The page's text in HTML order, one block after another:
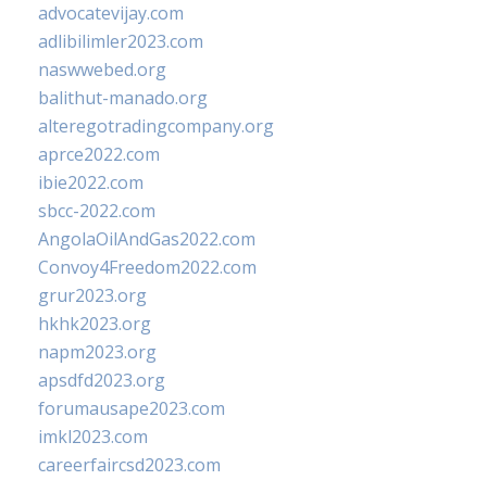
advocatevijay.com
adlibilimler2023.com
naswwebed.org
balithut-manado.org
alteregotradingcompany.org
aprce2022.com
ibie2022.com
sbcc-2022.com
AngolaOilAndGas2022.com
Convoy4Freedom2022.com
grur2023.org
hkhk2023.org
napm2023.org
apsdfd2023.org
forumausape2023.com
imkl2023.com
careerfaircsd2023.com